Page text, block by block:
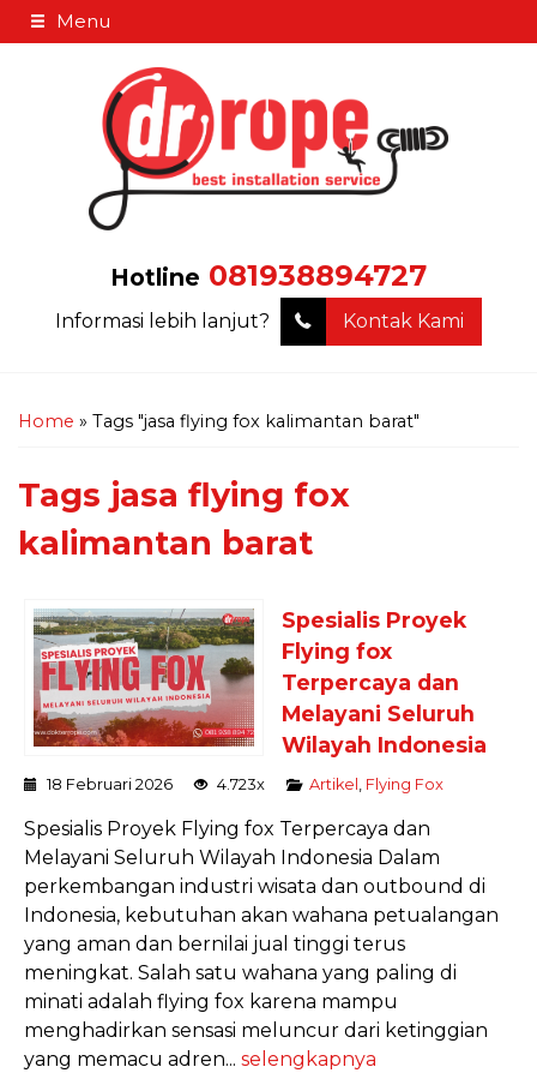
Menu
Hotline 081938894727
Informasi lebih lanjut? Kontak Kami
Home » Tags "jasa flying fox kalimantan barat"
Tags jasa flying fox
kalimantan barat
Spesialis Proyek
Flying fox
Terpercaya dan
Melayani Seluruh
Wilayah Indonesia
18 Februari 2026 4.723x Artikel Flying Fox
Spesialis Proyek Flying fox Terpercaya dan
Melayani Seluruh Wilayah Indonesia Dalam
perkembangan industri wisata dan outbound di
Indonesia, kebutuhan akan wahana petualangan
yang aman dan bernilai jual tinggi terus
meningkat. Salah satu wahana yang paling di
minati adalah flying fox karena mampu
menghadirkan sensasi meluncur dari ketinggian
yang memacu adren... selengkapnya